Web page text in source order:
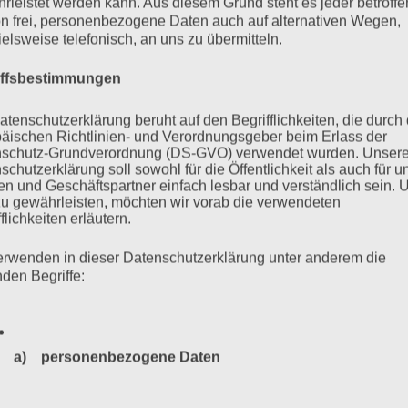
Hamburg hat ein Problem
Hannoverscher Bahnhof: das
und der Landesverein der Sinti in Hamburg mahnen.
frei, personenbezogene Daten auch auf alternativen Wegen,
telefonisch, an uns zu übermitteln.
beruht auf den Begrifflichkeiten, die durch
Richtlinien- und Verordnungsgeber beim Erlass der
Grundverordnung (DS-GVO) verwendet wurden. Unsere
soll sowohl für die Öffentlichkeit als auch für
und Geschäftspartner einfach lesbar und verständlich sein.
gewährleisten, möchten wir vorab die verwendeten
erläutern.
in dieser Datenschutzerklärung unter anderem die
Begriffe:
a) personenbezogene Daten